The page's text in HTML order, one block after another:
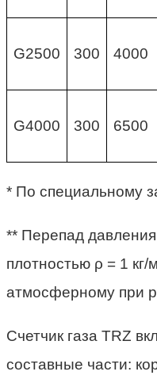
G2500 300 4000
G4000 300 6500
* По специальному
** Перепад
плотностью ρ = 1 кг/
атмосферному при
Счетчик газа TRZ
составные части: